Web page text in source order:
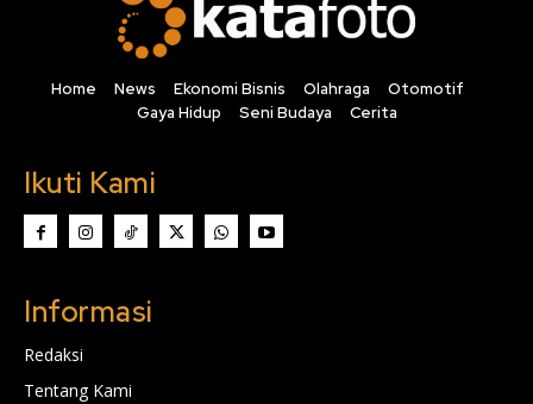
Home News Ekonomi Bisnis Olahraga
Otomotif
Gaya Hidup
Seni Budaya Cerita
Ikuti Kami
Informasi
Redaksi
Tentang Kami